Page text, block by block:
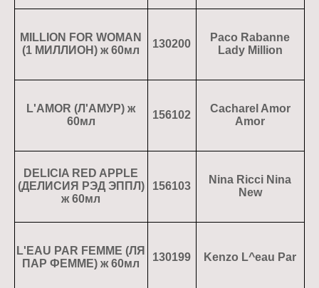
MILLION FOR WOMAN
(1 МИЛЛИОН) ж 60мл
130200
Paco Rabanne
Lady Million
L'AMOR (Л'АМУР) ж
60мл
156102
Cacharel Amor
Amor
DELICIA RED APPLE
(ДЕЛИСИЯ РЭД ЭППЛ)
ж 60мл
156103
Nina Ricci Nina
New
L'EAU PAR FEMME (ЛЯ
ПАР ФЕММЕ) ж 60мл
130199 Kenzo L^eau Par